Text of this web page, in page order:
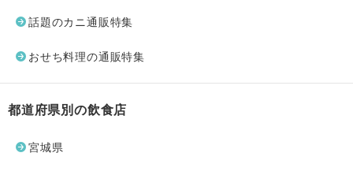
話題のカニ通販特集
おせち料理の通販特集
都道府県別の飲食店
宮城県